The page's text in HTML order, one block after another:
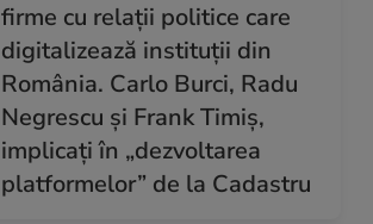
firme cu relații politice care
digitalizează instituții din
România. Carlo Burci, Radu
Negrescu și Frank Timiș,
implicați în „dezvoltarea
platformelor” de la Cadastru